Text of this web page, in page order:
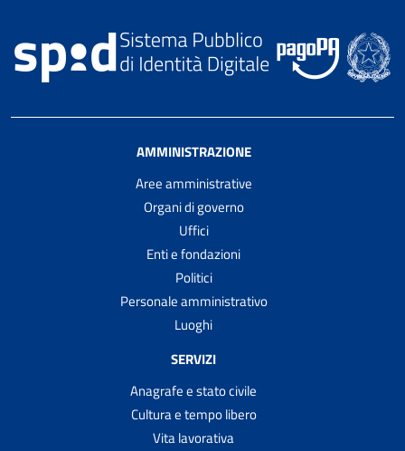
AMMINISTRAZIONE
Aree amministrative
Organi di governo
Uffici
Enti e fondazioni
Politici
Personale amministrativo
Luoghi
SERVIZI
Anagrafe e stato civile
Cultura e tempo libero
Vita lavorativa